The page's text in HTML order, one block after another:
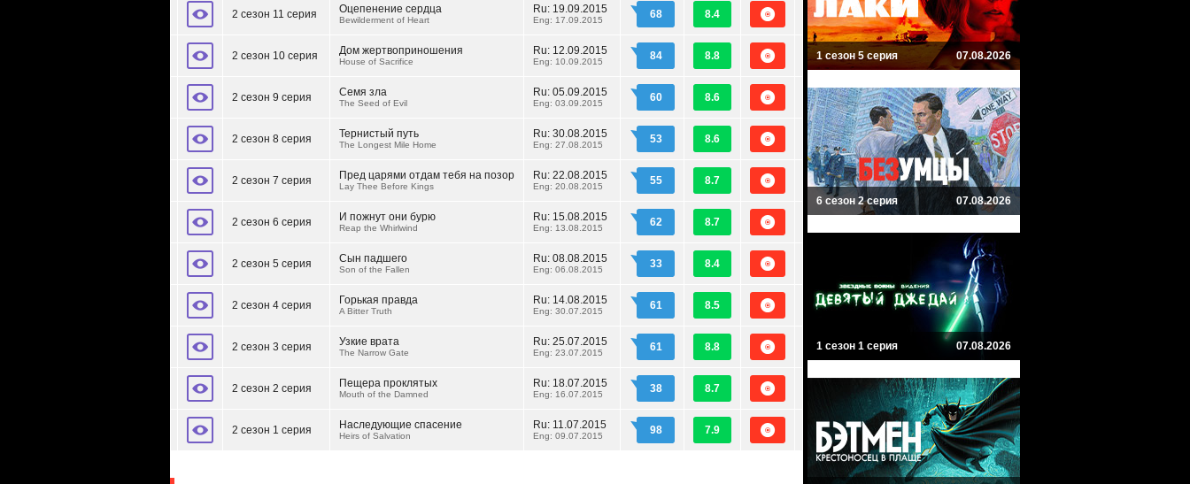
2 сезон 11 серия Оцепенение сердца
Bewilderment of Heart
Ru: 19.09.2015
Eng: 17.09.2015 68 8.4
2 сезон 10 серия Дом жертвоприношения
House of Sacrifice
Ru: 12.09.2015
Eng: 10.09.2015 84 8.8
2 сезон 9 серия Семя зла
The Seed of Evil
Ru: 05.09.2015
Eng: 03.09.2015 60 8.6
2 сезон 8 серия Тернистый путь
The Longest Mile Home
Ru: 30.08.2015
Eng: 27.08.2015 53 8.6
2 сезон 7 серия Пред царями отдам тебя на позор
Lay Thee Before Kings
Ru: 22.08.2015
Eng: 20.08.2015 55 8.7
2 сезон 6 серия И пожнут они бурю
Reap the Whirlwind
Ru: 15.08.2015
Eng: 13.08.2015 62 8.7
2 сезон 5 серия Сын падшего
Son of the Fallen
Ru: 08.08.2015
Eng: 06.08.2015 33 8.4
2 сезон 4 серия Горькая правда
A Bitter Truth
Ru: 14.08.2015
Eng: 30.07.2015 61 8.5
2 сезон 3 серия Узкие врата
The Narrow Gate
Ru: 25.07.2015
Eng: 23.07.2015 61 8.8
2 сезон 2 серия Пещера проклятых
Mouth of the Damned
Ru: 18.07.2015
Eng: 16.07.2015 38 8.7
2 сезон 1 серия Наследующие спасение
Heirs of Salvation
Ru: 11.07.2015
Eng: 09.07.2015 98 7.9
1 сезон 5 серия 07.08.2026
6 сезон 2 серия 07.08.2026
1 сезон 1 серия 07.08.2026